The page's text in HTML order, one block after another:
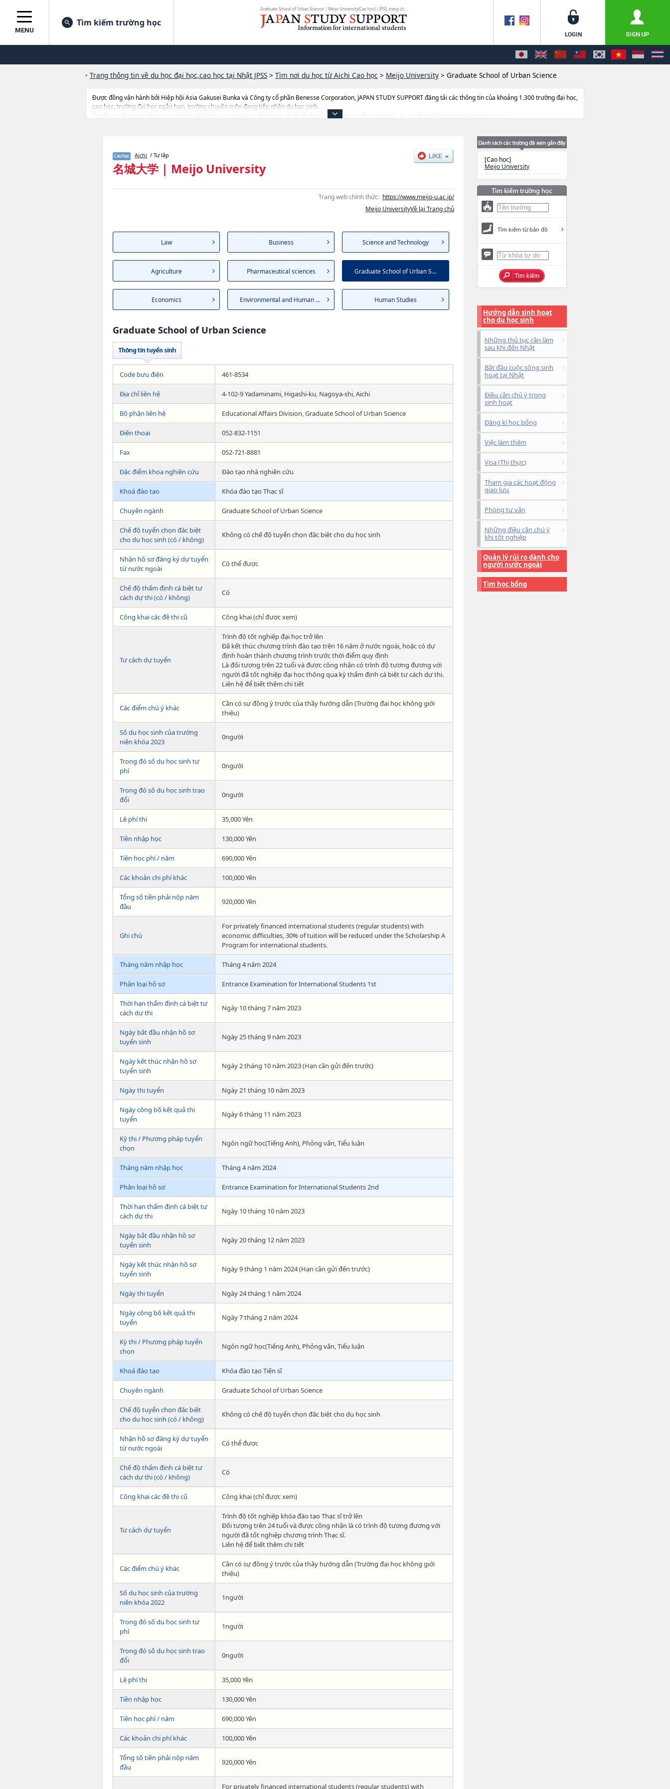
Graduate School of Urban Science | Meijo University(Cao học) | JPSS, trang ch...
MENU
Tìm kiếm trường học
Trang thông tin về du học đại học,cao học tại Nhật JPSS > Tìm nơi du học từ Aichi Cao học > Meijo University > Graduate School of Urban Science
Được đồng vận hành bởi Hiệp hội Asia Gakusei Bunka và Công ty cổ phần Benesse Corporation, JAPAN STUDY SUPPORT đăng tải các thông tin của khoảng 1.300 trường đại học,
cao học, trường đại học ngắn hạn, trường chuyên môn đang tiếp nhận du học sinh.
Tại đây có đăng các thông tin chi tiết về Meijo University, và thông tin cần thiết dành cho du học sinh, như là về các LawhoặcBusinesshoặcScience and
Aichi / Tư lập
名城大学 | Meijo University
Trang web chính thức: https://www.meijo-u.ac.jp/
Meijo UniversityVề lại Trang chủ
Law Business Science and Technology
Agriculture Pharmaceutical sciences Graduate School of Urban Science
Economics Environmental and Human Sciences Human Studies
Graduate School of Urban Science
Code bưu điện 461-8534
Địa chỉ liên hệ 4-102-9 Yadaminami, Higashi-ku, Nagoya-shi, Aichi
Bộ phận liên hệ Educational Affairs Division, Graduate School of Urban Science
Điện thoại 052-832-1151
Fax 052-721-8881
Đặc điểm khoa nghiên cứu Đào tạo nhà nghiên cứu
Khoá đào tạo Khóa đào tạo Thạc sĩ
Chuyên ngành Graduate School of Urban Science
Chế độ tuyển chọn đăc biệt
cho du học sinh (có / không)
Không có chế độ tuyển chọn đăc biệt cho du học sinh
Nhận hồ sơ đăng ký dự tuyển
từ nước ngoài
Có thể được
Chế độ thẩm định cá biệt tư
cách dự thi (có / không)
Có
Công khai các đề thi cũ Công khai (chỉ được xem)
Tư cách dự tuyển
Trình độ tốt nghiệp đại học trở lên
Đã kết thúc chương trình đào tạo trên 16 năm ở nước ngoài, hoặc có dự
định hoàn thành chương trình trước thời điểm quy định
Là đối tượng trên 22 tuổi và được công nhận có trình độ tương đương với
người đã tốt nghiệp đại học thông qua kỳ thẩm định cá biệt tư cách dự thi.
Liên hệ để biết thêm chi tiết
Các điểm chú ý khác
Cần có sự đồng ý trước của thầy hướng dẫn (Trường đại học không giới
thiệu)
Số du học sinh của trường
niên khóa 2023
0người
Trong đó số du học sinh tư
phí
0người
Trong đó số du học sinh trao
đổi
0người
Lệ phí thi 35,000 Yên
Tiền nhập học 130,000 Yên
Tiền học phí / năm 690,000 Yên
Các khoản chi phí khác 100,000 Yên
Tổng số tiền phải nộp năm
đầu
920,000 Yên
Ghi chú
For privately financed international students (regular students) with
economic difficulties, 30% of tuition will be reduced under the Scholarship A
Program for international students.
Tháng năm nhập học Tháng 4 năm 2024
Phân loại hồ sơ Entrance Examination for International Students 1st
Thời hạn thẩm định cá biệt tư
cách dự thi
Ngày 10 tháng 7 năm 2023
Ngày bắt đầu nhận hồ sơ
tuyển sinh
Ngày 25 tháng 9 năm 2023
Ngày kết thúc nhận hồ sơ
tuyển sinh
Ngày 2 tháng 10 năm 2023 (Hạn cần gửi đến trước)
Ngày thi tuyển Ngày 21 tháng 10 năm 2023
Ngày công bố kết quả thi
tuyển
Ngày 6 tháng 11 năm 2023
Kỳ thi / Phương pháp tuyển
chọn
Ngôn ngữ học(Tiếng Anh), Phỏng vấn, Tiểu luận
Tháng năm nhập học Tháng 4 năm 2024
Phân loại hồ sơ Entrance Examination for International Students 2nd
Thời hạn thẩm định cá biệt tư
cách dự thi
Ngày 10 tháng 10 năm 2023
Ngày bắt đầu nhận hồ sơ
tuyển sinh
Ngày 20 tháng 12 năm 2023
Ngày kết thúc nhận hồ sơ
tuyển sinh
Ngày 9 tháng 1 năm 2024 (Hạn cần gửi đến trước)
Ngày thi tuyển Ngày 24 tháng 1 năm 2024
Ngày công bố kết quả thi
tuyển
Ngày 7 tháng 2 năm 2024
Kỳ thi / Phương pháp tuyển
chọn
Ngôn ngữ học(Tiếng Anh), Phỏng vấn, Tiểu luận
Khoá đào tạo Khóa đào tạo Tiến sĩ
Chuyên ngành Graduate School of Urban Science
Chế độ tuyển chọn đăc biệt
cho du học sinh (có / không)
Không có chế độ tuyển chọn đăc biệt cho du học sinh
Nhận hồ sơ đăng ký dự tuyển
từ nước ngoài
Có thể được
Chế độ thẩm định cá biệt tư
cách dự thi (có / không)
Có
Công khai các đề thi cũ Công khai (chỉ được xem)
Tư cách dự tuyển
Trình độ tốt nghiệp khóa đào tạo Thạc sĩ trở lên
Đối tượng trên 24 tuổi và được công nhận là có trình độ tương đương với
người đã tốt nghiệp chương trình Thạc sĩ.
Liên hệ để biết thêm chi tiết
Các điểm chú ý khác
Cần có sự đồng ý trước của thầy hướng dẫn (Trường đại học không giới
thiệu)
Số du học sinh của trường
niên khóa 2022
1người
Trong đó số du học sinh tư
phí
1người
Trong đó số du học sinh trao
đổi
0người
Lệ phí thi 35,000 Yên
Tiền nhập học 130,000 Yên
Tiền học phí / năm 690,000 Yên
Các khoản chi phí khác 100,000 Yên
Tổng số tiền phải nộp năm
đầu
920,000 Yên
For privately financed international students (regular students) with
[Cao học]
Meijo University
Tìm kiếm từ bản đồ
Hướng dẫn sinh hoạt
cho du học sinh
Những thủ tục cần làm
sau khi đến Nhật
Bắt đầu cuộc sống sinh
hoạt tại Nhật
Điều cần chú ý trong
sinh hoạt
Đăng kí học bổng
Việc làm thêm
Visa (Thị thực)
Tham gia các hoạt động
giao lưu
Phòng tư vấn
Những điều cần chú ý
khi tốt nghiệp
Quản lý rủi ro dành cho
người nước ngoài
Tìm học bổng